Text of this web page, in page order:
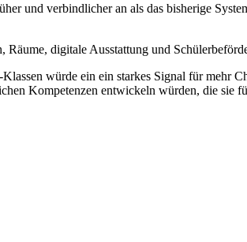
und verbindlicher an als das bisherige
Räume, digitale Ausstattung und
würde ein ein starkes Signal für mehr
Kompetenzen entwickeln würden, die sie